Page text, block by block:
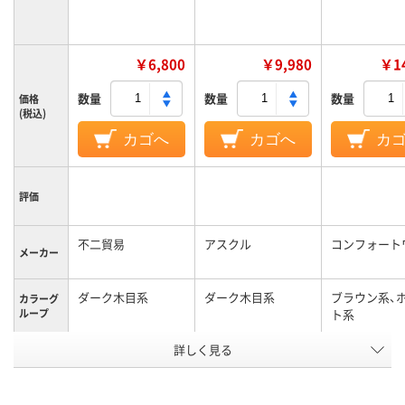
価格
(税込)
￥6,800
数量
カゴへ
￥9,980
数量
カゴへ
￥
数量
カ
評価
メーカー 不二貿易 アスクル コンフォー
カラーグ
ループ
ダーク木目系 ダーク木目系
ブラウン系、
ト系
平机
詳しく見る